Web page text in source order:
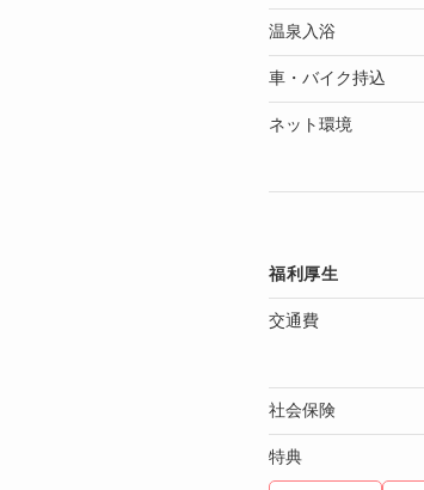
温泉入浴
車・バイク持込
ネット環境
福利厚生
交通費
社会保険
特典